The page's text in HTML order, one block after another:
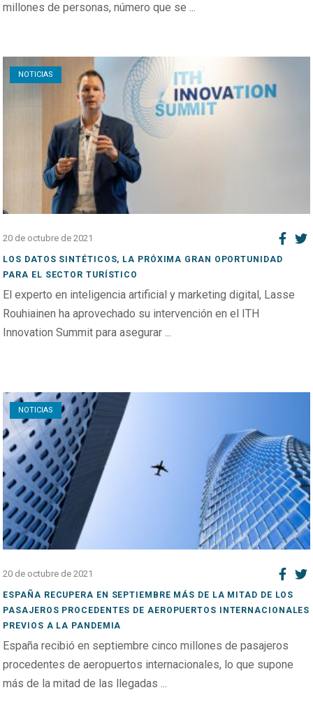
millones de personas, número que se ...
NOTICIAS
Open post
20 de octubre de 2021
LOS DATOS SINTÉTICOS, LA PRÓXIMA GRAN OPORTUNIDAD
PARA EL SECTOR TURÍSTICO
El experto en inteligencia artificial y marketing digital, Lasse
Rouhiainen ha aprovechado su intervención en el ITH
Innovation Summit para asegurar ...
NOTICIAS
Open post
20 de octubre de 2021
ESPAÑA RECUPERA EN SEPTIEMBRE MÁS DE LA MITAD DE LOS
PASAJEROS PROCEDENTES DE AEROPUERTOS INTERNACIONALES
PREVIOS A LA PANDEMIA
España recibió en septiembre cinco millones de pasajeros
procedentes de aeropuertos internacionales, lo que supone
más de la mitad de las llegadas ...